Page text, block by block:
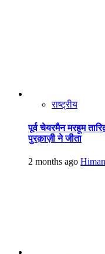
राष्ट्रीय
पूर्व चेयरमैन मरहूम
पुरक़ाज़ी ने जीता
2 months ago